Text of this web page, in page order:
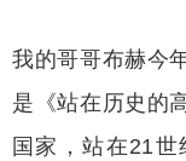
我的哥哥布赫今
是《站在历史的
国家，站在21世